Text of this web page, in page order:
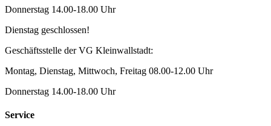
Donnerstag 14.00-18.00 Uhr
Dienstag geschlossen!
Geschäftsstelle der VG Kleinwallstadt:
Montag, Dienstag, Mittwoch, Freitag 08.00-12.00 Uhr
Donnerstag 14.00-18.00 Uhr
Service